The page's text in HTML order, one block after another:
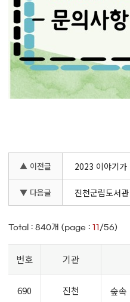
▲ 이전글 2023 이야기가
▼ 다음글 진천군립도서
Total :840개 (page :11 /56)
번호 기관
690 진천 숲속